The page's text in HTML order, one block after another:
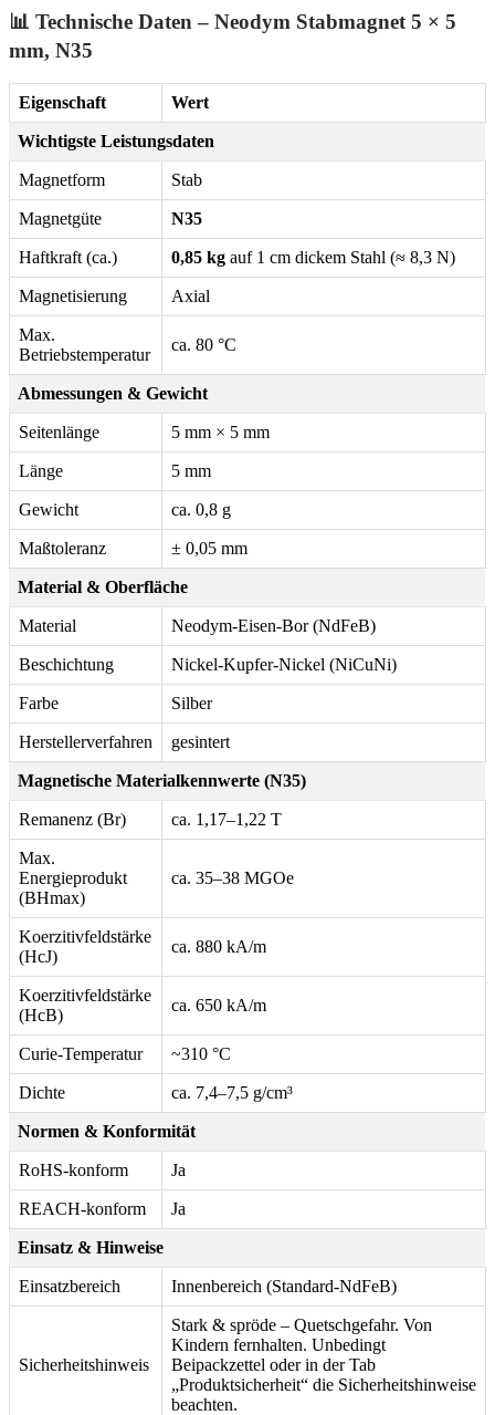
📊 Technische Daten – Neodym Stabmagnet 5 × 5
mm, N35
Eigenschaft Wert
Wichtigste Leistungsdaten
Magnetform Stab
Magnetgüte N35
Haftkraft (ca.) 0,85 kg auf 1 cm dickem Stahl (≈ 8,3 N)
Magnetisierung Axial
Max.
Betriebstemperatur
ca. 80 °C
Abmessungen & Gewicht
Seitenlänge 5 mm × 5 mm
Länge 5 mm
Gewicht ca. 0,8 g
Maßtoleranz ± 0,05 mm
Material & Oberfläche
Material Neodym-Eisen-Bor (NdFeB)
Beschichtung Nickel-Kupfer-Nickel (NiCuNi)
Farbe Silber
Herstellerverfahren gesintert
Magnetische Materialkennwerte (N35)
Remanenz (Br) ca. 1,17–1,22 T
Max.
Energieprodukt
(BHmax)
ca. 35–38 MGOe
Koerzitivfeldstärke
(HcJ)
ca. 880 kA/m
Koerzitivfeldstärke
(HcB)
ca. 650 kA/m
Curie-Temperatur ~310 °C
Dichte ca. 7,4–7,5 g/cm³
Normen & Konformität
RoHS-konform Ja
REACH-konform Ja
Einsatz & Hinweise
Einsatzbereich Innenbereich (Standard-NdFeB)
Sicherheitshinweis
Stark & spröde – Quetschgefahr. Von
Kindern fernhalten. Unbedingt
Beipackzettel oder in der Tab
„Produktsicherheit“ die Sicherheitshinweise
beachten.